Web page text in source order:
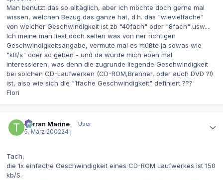
Man benutzt das so alltäglich, aber ich möchte doch gerne mal
wissen, welchen Bezug das ganze hat, d.h. das "wievielfache"
von welcher Geschwindigkeit ist zb "40fach" oder "8fach" usw....
Ich meine man liest doch selten was von ner richtigen
Geschwindigkeitsangabe, vermute mal es müßte ja sowas wie
"kB/s" oder so geben - und da würde mich eben mal
interessieren, was denn die zugrunde liegende Geschwindigkeit
bei solchen CD-Laufwerken (CD-ROM,Brenner, oder auch DVD ?!)
ist, also wie sich die "1fache Geschwindigkeit" definiert ???
Flori
Terran Marine
User
5. März 200224 j
Tach,
die 1x einfache Geschwindigkeit eines CD-ROM Laufwerkes ist 150
kb/S.